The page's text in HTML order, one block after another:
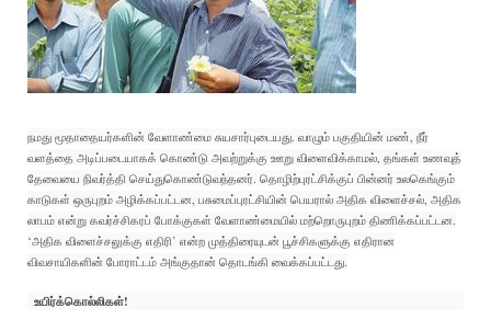
நமது மூதாதையர்களின் வேளாண்மை சுயசார்புடையது. வாழும் பகுதியின் மண், நீர்
வளத்தை அடிப்படையாகக் கொண்டு அவற்றுக்கு ஊறு விளைவிக்காமல், தங்கள் உணவுத்
தேவையை நிவர்த்தி செய்துகொண்டுவந்தனர். தொழிற்புரட்சிக்குப் பின்னர் உலகெங்கும்
காடுகள் ஒருபுறம் அழிக்கப்பட்டன, பசுமைப்புரட்சியின் பெயரால் அதிக விளைச்சல், அதிக
லாபம் என்று கவர்ச்சிகரப் போக்குகள் வேளாண்மையில் மற்றொருபுறம் திணிக்கப்பட்டன.
‘அதிக விளைச்சலுக்கு எதிரி’ என்ற முத்திரையுடன் பூச்சிகளுக்கு எதிரான
விவசாயிகளின் போராட்டம் அங்குதான் தொடங்கி வைக்கப்பட்டது.
உயிர்க்கொல்லிகள்!